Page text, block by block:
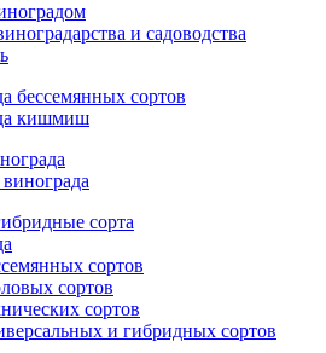
и садоводства
бессемянных сортов
кишмиш
сорта
сортов
сортов
сортов
и гибридных сортов